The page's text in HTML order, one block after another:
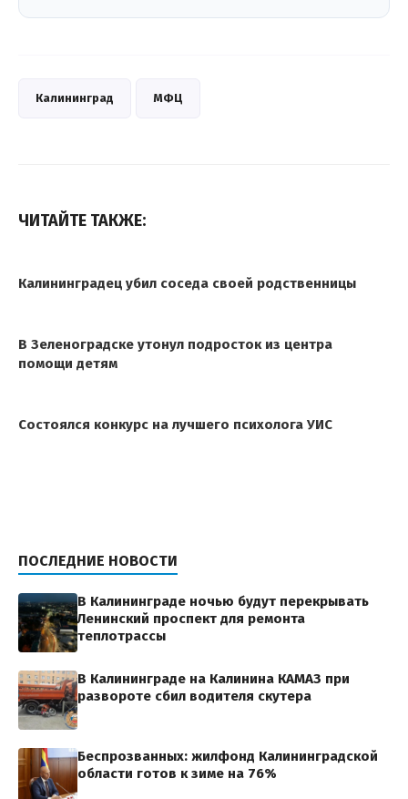
Калининград МФЦ
ЧИТАЙТЕ ТАКЖЕ:
Калининградец убил соседа своей родственницы
В Зеленоградске утонул подросток из центра
помощи детям
Состоялся конкурс на лучшего психолога УИС
ПОСЛЕДНИЕ НОВОСТИ
В Калининграде ночью будут перекрывать
Ленинский проспект для ремонта
теплотрассы
В Калининграде на Калинина КАМАЗ при
развороте сбил водителя скутера
Беспрозванных: жилфонд Калининградской
области готов к зиме на 76%